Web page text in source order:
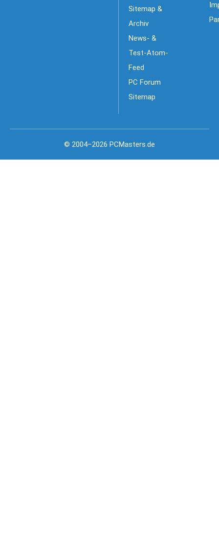
Sitemap &
Archiv
News- &
Test-Atom-
Feed
PC Forum
Sitemap
© 2004–2026 PCMasters.de